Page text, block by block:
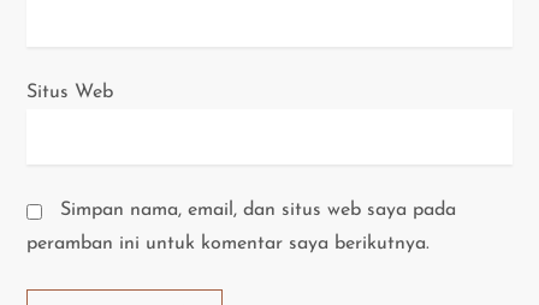
Situs Web
Simpan nama, email, dan situs web saya pada
peramban ini untuk komentar saya berikutnya.